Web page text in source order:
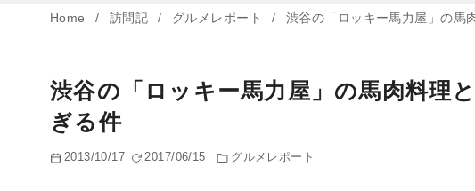
Home 訪問記 グルメレポート 渋谷の「ロッキー馬力屋」の馬
渋谷の「ロッキー馬力屋」の馬肉料理
ぎる件
2013/10/17 2017/06/15 グルメレポート